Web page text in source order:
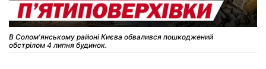
В Солом'янському районі Києва обвалився пошкоджений
обстрілом 4 липня будинок.